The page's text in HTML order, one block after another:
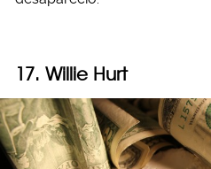
17. Willie Hurt